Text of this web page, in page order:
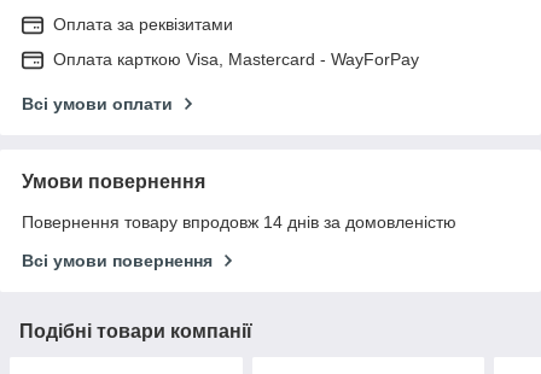
Оплата за реквізитами
Оплата карткою Visa, Mastercard - WayForPay
Всі умови оплати
Умови повернення
Повернення товару впродовж 14 днів за домовленістю
Всі умови повернення
Подібні товари компанії